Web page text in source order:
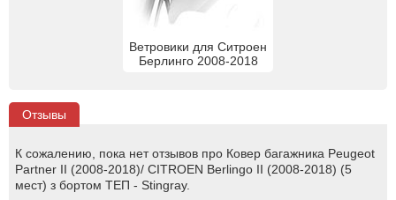
Ветровики для Ситроен
Берлинго 2008-2018
Отзывы
К сожалению, пока нет отзывов про Ковер багажника Peugeot
Partner II (2008-2018)/ CITROEN Berlingo II (2008-2018) (5
мест) з бортом ТЕП - Stingray.